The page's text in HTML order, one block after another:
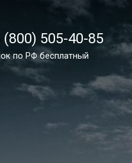
(800) 505-40-85
по России бесплатный
(800) 505-40-85
по РФ бесплатный